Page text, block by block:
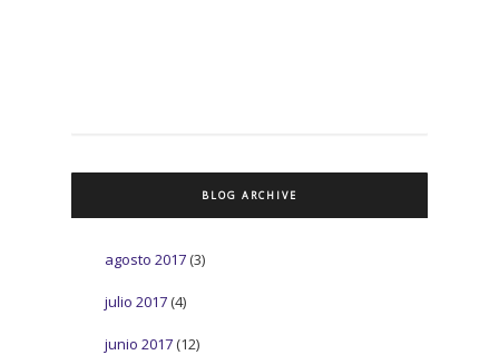
BLOG ARCHIVE
agosto 2017 (3)
julio 2017 (4)
junio 2017 (12)